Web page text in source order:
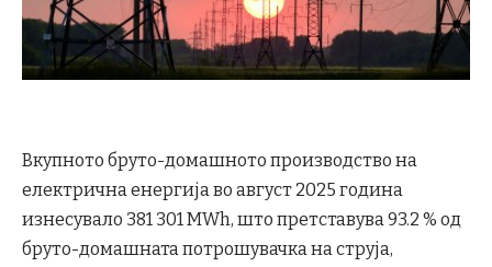
Вкупното бруто-домашното производство на
електрична енергија во август 2025 година
изнесувало 381 301 МWh, што претставува 93.2 % од
бруто-домашната потрошувачка на струја,